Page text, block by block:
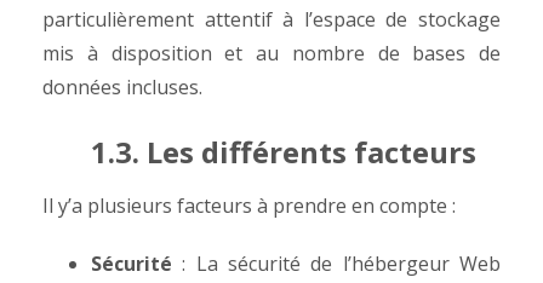
particulièrement attentif à l’espace de stockage
mis à disposition et au nombre de bases de
données incluses.
1.3. Les différents facteurs
Il y’a plusieurs facteurs à prendre en compte :
Sécurité : La sécurité de l’hébergeur Web